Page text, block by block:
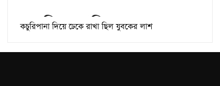
কচুরিপানা দিয়ে ঢেকে রাখা ছিল যুবকের লাশ